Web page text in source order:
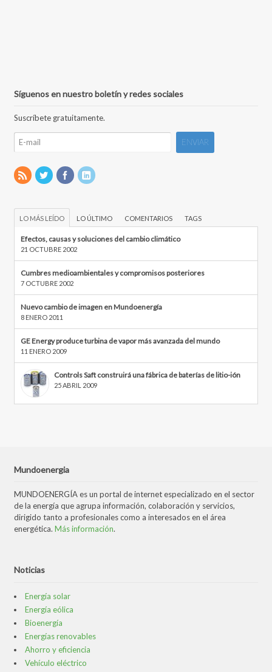
Síguenos en nuestro boletín y redes sociales
Suscríbete gratuitamente.
LO MÁS LEÍDO LO ÚLTIMO COMENTARIOS TAGS
Efectos, causas y soluciones del cambio climático
21 OCTUBRE 2002
Cumbres medioambientales y compromisos posteriores
7 OCTUBRE 2002
Nuevo cambio de imagen en Mundoenergía
8 ENERO 2011
GE Energy produce turbina de vapor más avanzada del mundo
11 ENERO 2009
Controls Saft construirá una fábrica de baterías de litio-ión
25 ABRIL 2009
Mundoenergia
MUNDOENERGÍA es un portal de internet especializado en el sector
de la energía que agrupa información, colaboración y servicios,
dirigido tanto a profesionales como a interesados en el área
energética. Más información.
Noticias
Energía solar
Energía eólica
Bioenergía
Energías renovables
Ahorro y eficiencia
Vehículo eléctrico